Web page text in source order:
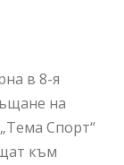
в 8-я
на
Спорт“
към